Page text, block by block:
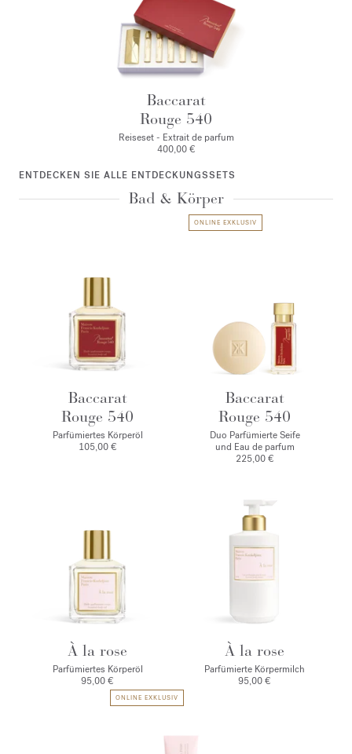
Baccarat
Rouge 540
Reiseset - Extrait de parfum
400,00 €
ENTDECKEN SIE ALLE ENTDECKUNGSSETS
Bad & Körper
Baccarat
Rouge 540
Parfümiertes Körperöl
105,00 €
ONLINE EXKLUSIV
Baccarat
Rouge 540
Duo Parfümierte Seife
und Eau de parfum
225,00 €
À la rose
Parfümiertes Körperöl
95,00 €
À la rose
Parfümierte Körpermilch
95,00 €
ONLINE EXKLUSIV